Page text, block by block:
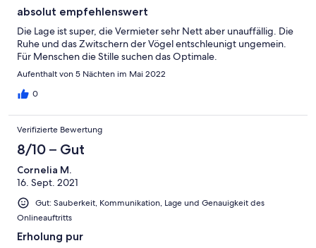
absolut empfehlenswert
Die Lage ist super, die Vermieter sehr Nett aber unauffällig. Die
Ruhe und das Zwitschern der Vögel entschleunigt ungemein.
Für Menschen die Stille suchen das Optimale.
Aufenthalt von 5 Nächten im Mai 2022
0
Verifizierte Bewertung
8/10 – Gut
Cornelia M.
16. Sept. 2021
Gut: Sauberkeit, Kommunikation, Lage und Genauigkeit des
Onlineauftritts
Erholung pur